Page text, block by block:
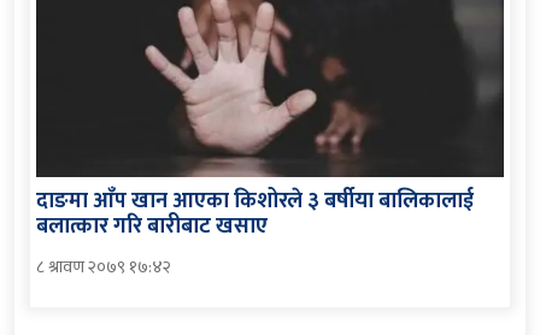
दाङमा आँप खान आएका किशोरले ३ बर्षीया बालिकालाई
बलात्कार गरि बारीबाट खसाए
८ श्रावण २०७९ १७:४२